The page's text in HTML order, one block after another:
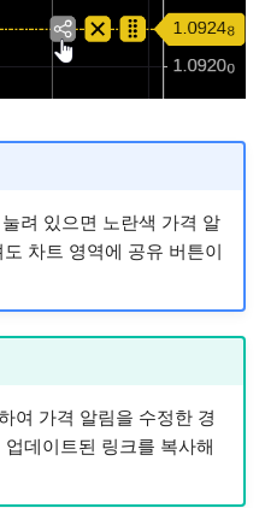
려 있으면 노란색 가격 알
차트 영역에 공유 버튼이
여 가격 알림을 수정한 경
데이트된 링크를 복사해